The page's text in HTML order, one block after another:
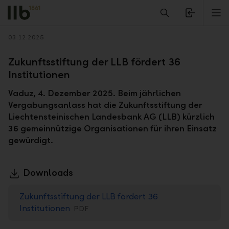
Alerts.Headline
Zurück
03.12.2025
Zukunftsstiftung der LLB fördert 36
Institutionen
Vaduz, 4. Dezember 2025. Beim jährlichen
Vergabungsanlass hat die Zukunftsstiftung der
Liechtensteinischen Landesbank AG (LLB) kürzlich
36 gemeinnützige Organisationen für ihren Einsatz
gewürdigt.
Downloads
Zukunftsstiftung der LLB fördert 36
Institutionen PDF